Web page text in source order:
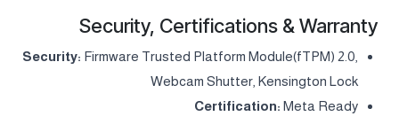
Security, Certifications & Warranty
Security: Firmware Trusted Platform Module(fTPM) 2.0,
Webcam Shutter, Kensington Lock
Certification: Meta Ready